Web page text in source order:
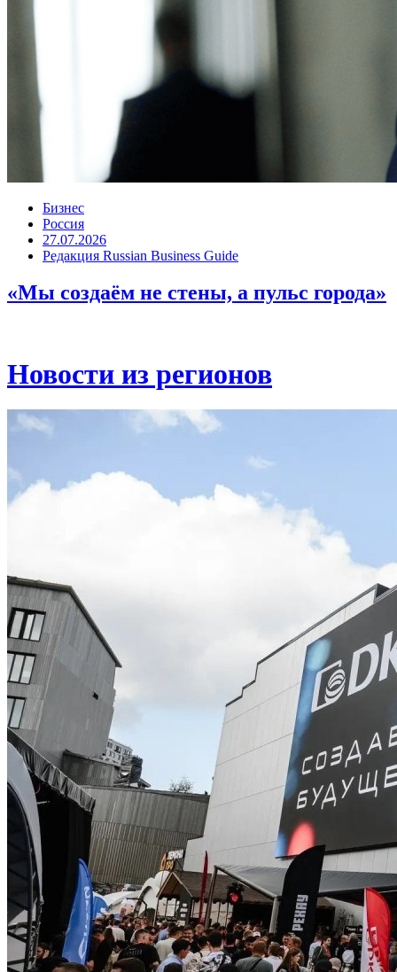
Бизнес
Россия
27.07.2026
Редакция Russian Business Guide
«Мы создаём не стены, а пульс города»
Новости из регионов